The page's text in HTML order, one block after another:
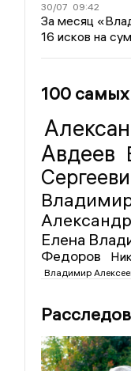
30/07 09:42
За месяц
16 исков на
100
Авдеев
Елена
Федоров
Владимир